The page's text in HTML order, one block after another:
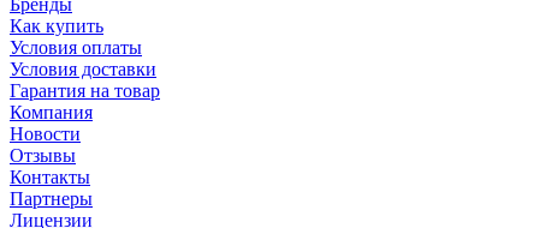
Бренды
Как купить
Условия оплаты
Условия доставки
Гарантия на товар
Компания
Новости
Отзывы
Контакты
Партнеры
Лицензии